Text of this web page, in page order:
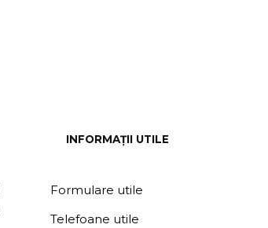
INFORMAȚII UTILE
Formulare utile
Telefoane utile